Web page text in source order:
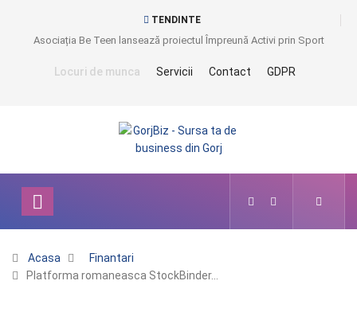
TENDINTE
Asociația Be Teen lansează proiectul Împreună Activi prin Sport
Locuri de munca Servicii Contact GDPR
Acasa
Finantari
Platforma romaneasca StockBinder…